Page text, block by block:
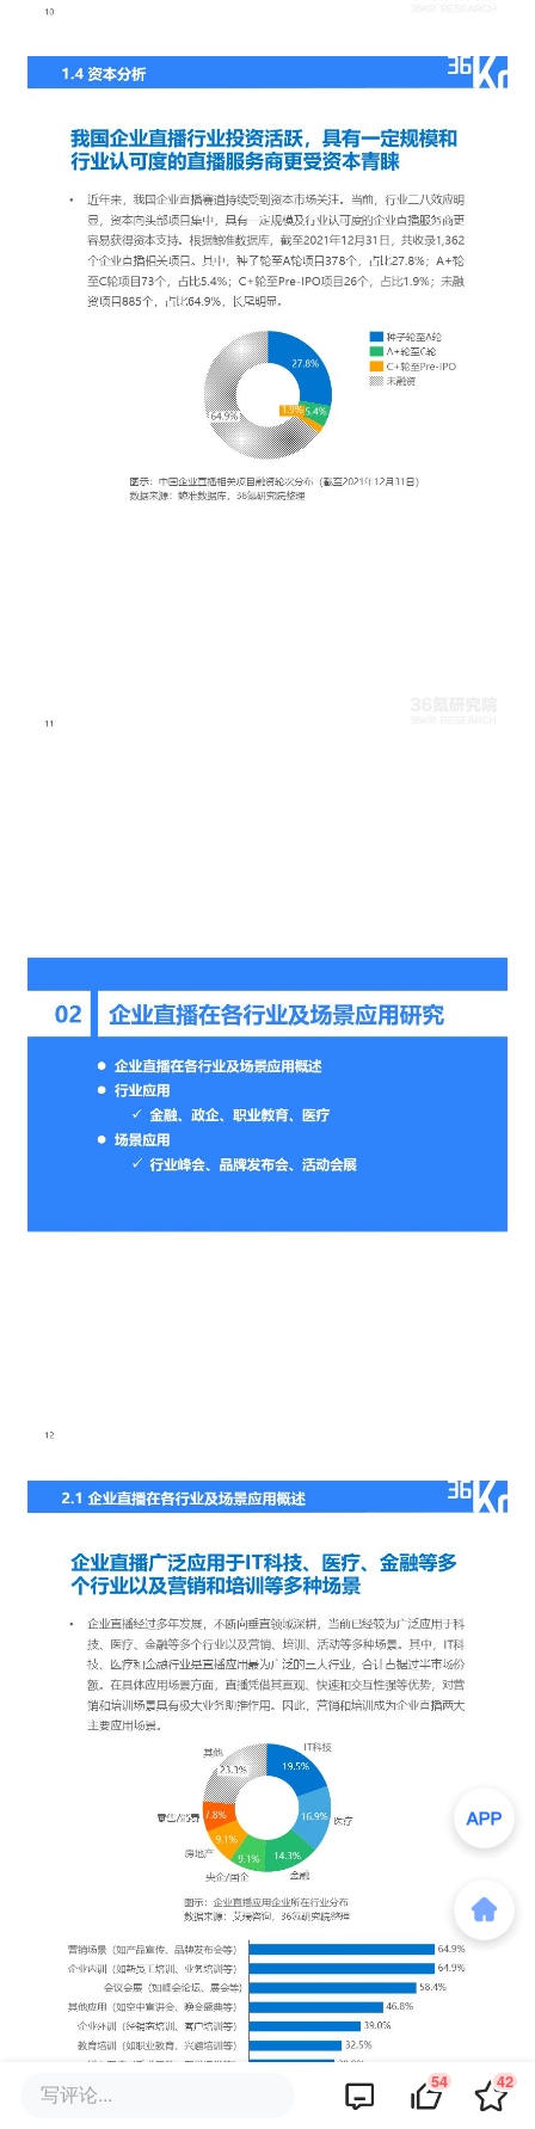
写评论... 54 42